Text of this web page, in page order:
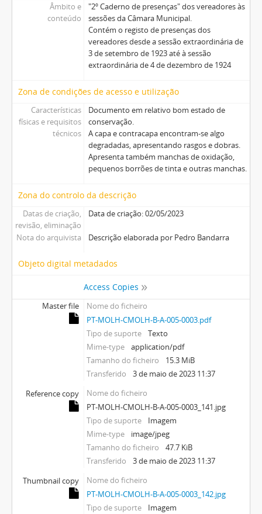
Âmbito e
conteúdo
"2º Caderno de presenças" dos vereadores às
sessões da Câmara Municipal.
Contém o registo de presenças dos
vereadores desde a sessão extraordinária de
3 de setembro de 1923 até à sessão
extraordinária de 4 de dezembro de 1924
Zona de condições de acesso e utilização
Características
físicas e requisitos
técnicos
Documento em relativo bom estado de
conservação.
A capa e contracapa encontram-se algo
degradadas, apresentando rasgos e dobras.
Apresenta também manchas de oxidação,
pequenos borrões de tinta e outras manchas.
Zona do controlo da descrição
Datas de criação,
revisão, eliminação
Data de criação: 02/05/2023
Nota do arquivista Descrição elaborada por Pedro Bandarra
Objeto digital metadados
Access Copies
Master file
Nome do ficheiro
PT-MOLH-CMOLH-B-A-005-0003.pdf
Tipo de suporte
Texto
Mime-type
application/pdf
Tamanho do ficheiro
15.3 MiB
Transferido
3 de maio de 2023 11:37
Reference copy
Nome do ficheiro
PT-MOLH-CMOLH-B-A-005-0003_141.jpg
Tipo de suporte
Imagem
Mime-type
image/jpeg
Tamanho do ficheiro
47.7 KiB
Transferido
3 de maio de 2023 11:37
Thumbnail copy
Nome do ficheiro
PT-MOLH-CMOLH-B-A-005-0003_142.jpg
Tipo de suporte
Imagem